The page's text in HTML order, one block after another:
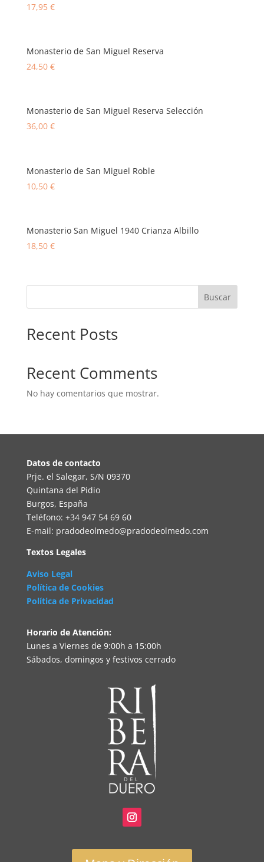
17,95 €
Monasterio de San Miguel Reserva
24,50 €
Monasterio de San Miguel Reserva Selección
36,00 €
Monasterio de San Miguel Roble
10,50 €
Monasterio San Miguel 1940 Crianza Albillo
18,50 €
Buscar
Recent Posts
Recent Comments
No hay comentarios que mostrar.
Datos de contacto
Prje. el Salegar, S/N 09370
Quintana del Pidio
Burgos, España
Teléfono: +34 947 54 69 60
E-mail: pradodeolmedo@pradodeolmedo.com
Textos Legales
Aviso Legal
Política de Cookies
Política de Privacidad
Horario de Atención:
Lunes a Viernes de 9:00h a 15:00h
Sábados, domingos y festivos cerrado